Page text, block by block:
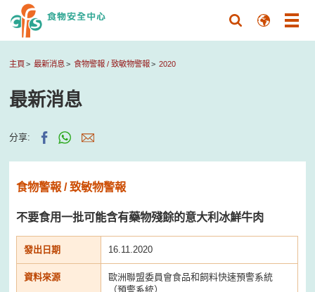
主頁 最新消息 食物警報 / 致敏物警報 2020
最新消息
分享:
食物警報 / 致敏物警報
不要食用一批可能含有藥物殘餘的意大利冰鮮牛肉
發出日期 16.11.2020
資料來源
歐洲聯盟委員會食品和飼料快速預警系統
（預警系統）